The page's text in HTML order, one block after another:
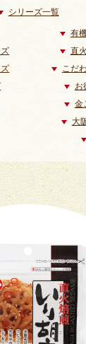
シリーズ一覧
有
直
こだ
お
金
大